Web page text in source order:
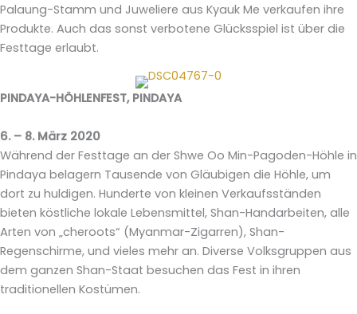
Palaung-Stamm und Juweliere aus Kyauk Me verkaufen ihre
Produkte. Auch das sonst verbotene Glücksspiel ist über die
Festtage erlaubt.
PINDAYA-HÖHLENFEST, PINDAYA
6. – 8. März 2020
Während der Festtage an der Shwe Oo Min-Pagoden-Höhle in
Pindaya belagern Tausende von Gläubigen die Höhle, um
dort zu huldigen. Hunderte von kleinen Verkaufsständen
bieten köstliche lokale Lebensmittel, Shan-Handarbeiten, alle
Arten von „cheroots“ (Myanmar-Zigarren), Shan-
Regenschirme, und vieles mehr an. Diverse Volksgruppen aus
dem ganzen Shan-Staat besuchen das Fest in ihren
traditionellen Kostümen.